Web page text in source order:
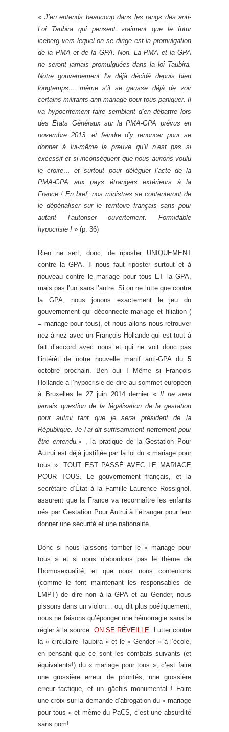
« J’en entends beaucoup dans les rangs des anti-
Loi Taubira qui pensent vraiment que le futur
iceberg vers lequel on se dirige est la promulgation
de la PMA et de la GPA. Non. La PMA et la GPA
ne seront jamais promulguées dans la loi Taubira.
Notre gouvernement l’a déjà décidé depuis bien
longtemps… même s’il se gausse déjà de voir
certains militants anti-mariage-pour-tous paniquer. Il
va hypocritement faire semblant d’en débattre lors
des États Généraux sur la PMA-GPA prévus en
novembre 2013, et feindre d’y renoncer pour se
donner à lui-même la preuve qu’il n’est pas si
excessif et si inconséquent que nous aurions voulu
le croire… et surtout pour déléguer l’acte de la
PMA-GPA aux pays étrangers extérieurs à la
France ! En bref, nos ministres se contenteront de
le dépénaliser sur le territoire français sans pour
autant l’autoriser ouvertement. Formidable
hypocrisie ! » (p. 36)
Rien ne sert, donc, de riposter UNIQUEMENT
contre la GPA. Il nous faut riposter surtout et à
nouveau contre le mariage pour tous ET la GPA,
mais pas l’un sans l’autre. Si on ne lutte que contre
la GPA, nous jouons exactement le jeu du
gouvernement qui déconnecte mariage et filiation (
= mariage pour tous), et nous allons nous retrouver
nez-à-nez avec un François Hollande qui est tout à
fait d’accord avec nous et qui ne voit donc pas
l’intérêt de notre nouvelle manif anti-GPA du 5
octobre prochain. Ben oui ! Même si François
Hollande a l’hypocrisie de dire au sommet européen
à Bruxelles le 27 juin 2014 dernier « Il ne sera
jamais question de la légalisation de la gestation
pour autrui tant que je serai président de la
République. Je l’ai dit suffisamment nettement pour
être entendu.« , la pratique de la Gestation Pour
Autrui est déjà justifiée par la loi du « mariage pour
tous ». TOUT EST PASSÉ AVEC LE MARIAGE
POUR TOUS. Le gouvernement français, et la
secrétaire d’État à la Famille Laurence Rossignol,
assurent que la France va reconnaître les enfants
nés par Gestation Pour Autrui à l’étranger pour leur
donner une sécurité et une nationalité.
Donc si nous laissons tomber le « mariage pour
tous » et si nous n’abordons pas le thème de
l’homosexualité, et que nous nous contentons
(comme le font maintenant les responsables de
LMPT) de dire non à la GPA et au Gender, nous
pissons dans un violon… ou, dit plus poétiquement,
nous ne faisons qu’éponger une hémorragie sans la
régler à la source. ON SE RÉVEILLE. Lutter contre
la « circulaire Taubira » et le « Gender » à l’école,
en pensant que ce sont les combats suivants (et
équivalents!) du « mariage pour tous », c’est faire
une grossière erreur de priorités, une grossière
erreur tactique, et un gâchis monumental ! Faire
une croix sur la demande d’abrogation du « mariage
pour tous » et même du PaCS, c’est une absurdité
sans nom!